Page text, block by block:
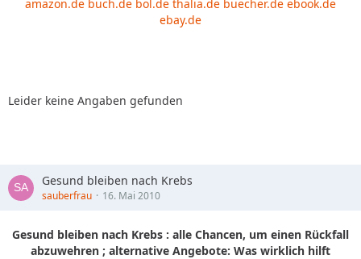
amazon.de buch.de bol.de thalia.de buecher.de ebook.de
ebay.de
Leider keine Angaben gefunden
Gesund bleiben nach Krebs
sauberfrau 16. Mai 2010
Gesund bleiben nach Krebs : alle Chancen, um einen Rückfall
abzuwehren ; alternative Angebote: Was wirklich hilft